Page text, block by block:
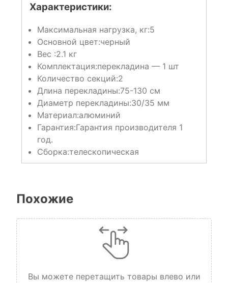
Характеристики:
Максимальная нагрузка, кг:5
Основной цвет:черный
Вес :2.1 кг
Комплектация:перекладина — 1 шт
Количество секций:2
Длина перекладины:75-130 см
Диаметр перекладины:30/35 мм
Материал:алюминий
Гарантия:Гарантия производителя 1
год.
Сборка:телескопическая
Похожие
Вы можете перетащить товары влево или